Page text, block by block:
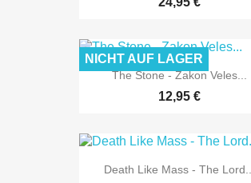
The Stone - Zakon Veles...
12,95 €
NICHT AUF LAGER
Death Like Mass - The